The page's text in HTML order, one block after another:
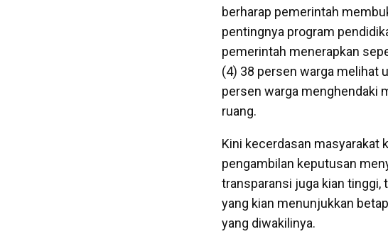
berharap pemerintah
pentingnya program
pemerintah menerapkan
(4) 38 persen warga melihat
persen warga menghendaki
ruang.
Kini kecerdasan masyarakat
pengambilan keputusan
transparansi juga kian
yang kian menunjukkan
yang diwakilinya.